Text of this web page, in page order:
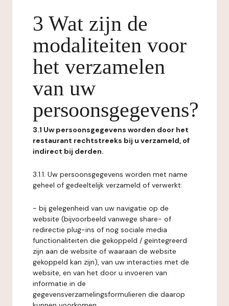
3 Wat zijn de
modaliteiten voor
het verzamelen
van uw
persoonsgegevens?
3.1 Uw persoonsgegevens worden door het
restaurant rechtstreeks bij u verzameld, of
indirect bij derden.
3.1.1. Uw persoonsgegevens worden met name
geheel of gedeeltelijk verzameld of verwerkt:
- bij gelegenheid van uw navigatie op de
website (bijvoorbeeld vanwege share- of
redirectie plug-ins of nog sociale media
functionaliteiten die gekoppeld / geïntegreerd
zijn aan de website of waaraan de website
gekoppeld kan zijn), van uw interacties met de
website, en van het door u invoeren van
informatie in de
gegevensverzamelingsformulieren die daarop